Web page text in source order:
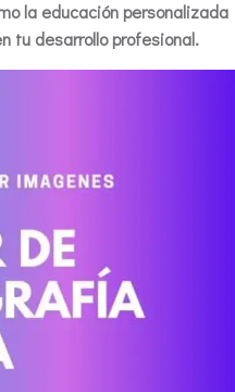
la educación personalizada
tu desarrollo profesional.